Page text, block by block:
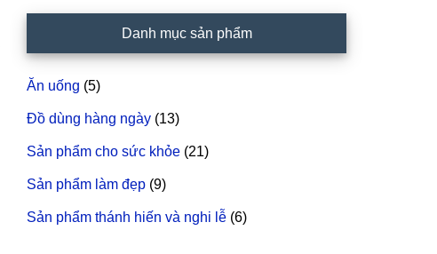
chính
Danh mục sản phẩm
Ăn uống (5)
Đồ dùng hàng ngày (13)
Sản phẩm cho sức khỏe (21)
Sản phẩm làm đẹp (9)
Sản phẩm thánh hiến và nghi lễ (6)